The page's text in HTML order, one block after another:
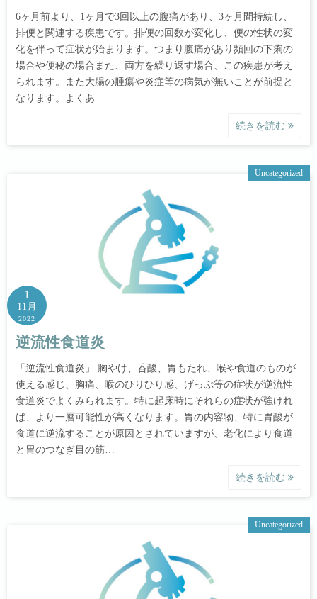
6ヶ月前より、1ヶ月で3回以上の腹痛があり、3ヶ月間持続し、
排便と関連する疾患です。排便の回数が変化し、便の性状の変
化を伴って症状が始まります。つまり腹痛があり頻回の下痢の
場合や便秘の場合また、両方を繰り返す場合、この疾患が考え
られます。また大腸の腫瘍や炎症等の病気が無いことが前提と
なります。よくあ…
続きを読む
Uncategorized
1
11月
2022
逆流性食道炎
「逆流性食道炎」 胸やけ、呑酸、胃もたれ、喉や食道のものが
使える感じ、胸痛、喉のひりひり感、げっぷ等の症状が逆流性
食道炎でよくみられます。特に起床時にそれらの症状が強けれ
ば、より一層可能性が高くなります。胃の内容物、特に胃酸が
食道に逆流することが原因とされていますが、老化により食道
と胃のつなぎ目の筋…
続きを読む
Uncategorized